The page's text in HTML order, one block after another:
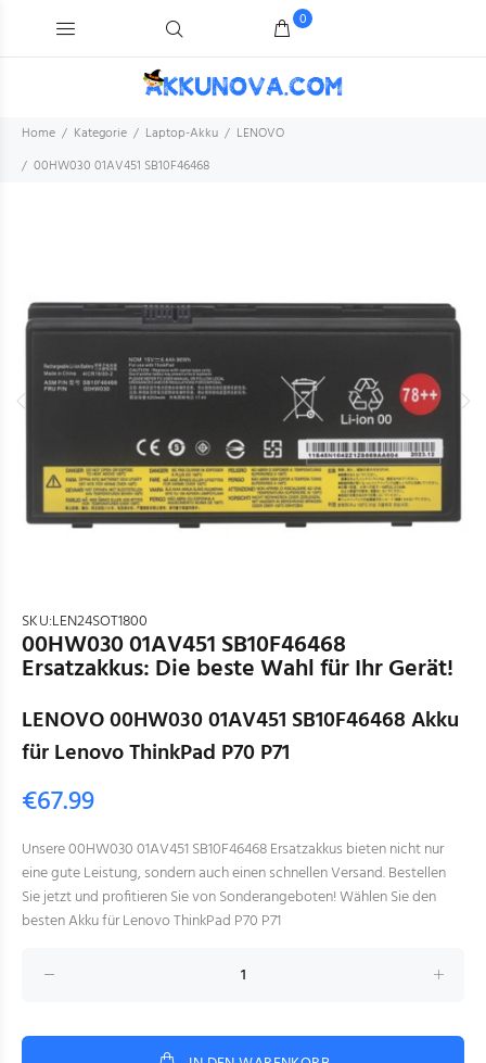
0
Home Kategorie Laptop-Akku
LENOVO
00HW030 01AV451 SB10F46468
SKU:LEN24SOT1800
00HW030 01AV451 SB10F46468
Ersatzakkus: Die beste Wahl für Ihr Gerät!
LENOVO 00HW030 01AV451 SB10F46468 Akku
für Lenovo ThinkPad P70 P71
€67.99
Unsere 00HW030 01AV451 SB10F46468 Ersatzakkus bieten nicht nur
eine gute Leistung, sondern auch einen schnellen Versand. Bestellen
Sie jetzt und profitieren Sie von Sonderangeboten! Wählen Sie den
besten Akku für Lenovo ThinkPad P70 P71